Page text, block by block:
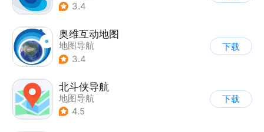
3.4
奥维互动地图
地图导航
3.4
下载
北斗侠导航
地图导航
4.5
下载